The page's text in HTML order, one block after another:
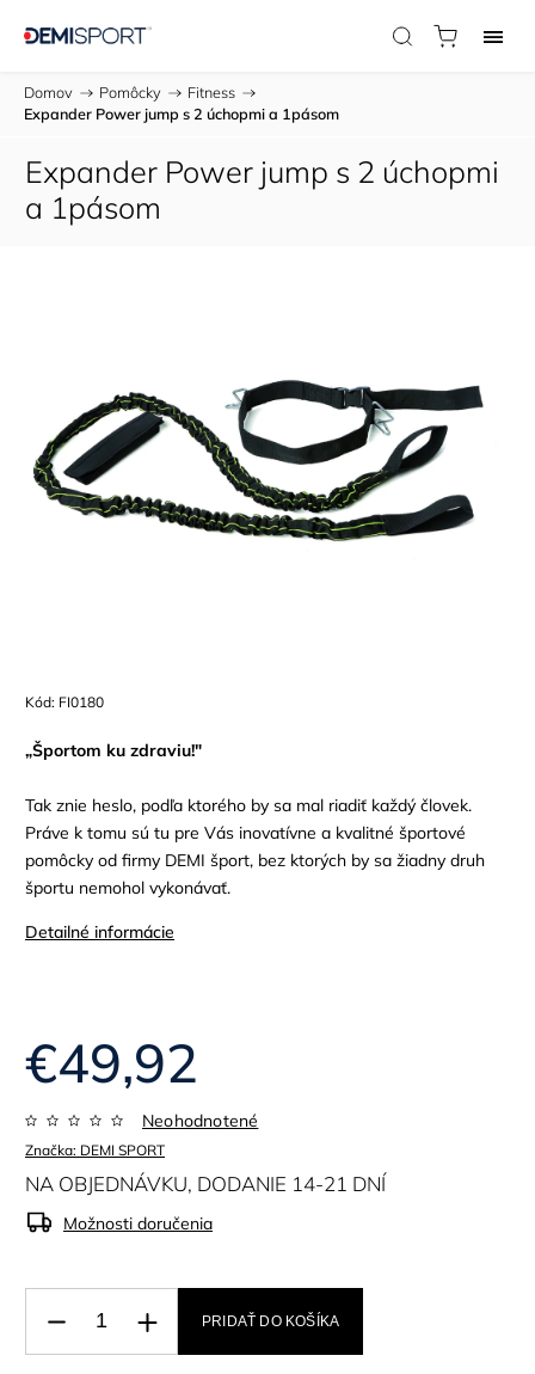
Domov / Pomôcky / Fitness /
Expander Power jump s 2 úchopmi a 1pásom
Expander Power jump s 2 úchopmi
a 1pásom
Kód: FI0180
„Športom ku zdraviu!"
Tak znie heslo, podľa ktorého by sa mal riadiť každý človek.
Práve k tomu sú tu pre Vás inovatívne a kvalitné športové
pomôcky od firmy DEMI šport, bez ktorých by sa žiadny druh
športu nemohol vykonávať.
Detailné informácie
Značka: DEMI SPORT
Neohodnotené
€49,92
NA OBJEDNÁVKU, DODANIE 14-21 DNÍ
Možnosti doručenia
PRIDAŤ DO KOŠÍKA